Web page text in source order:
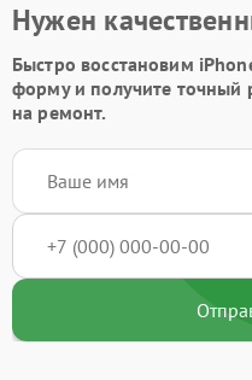
Нужен
Быстро восстановим
формуи получите точный
на ремонт.